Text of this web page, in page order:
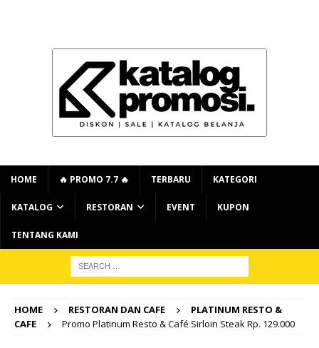
HOME 🔥 PROMO 7.7 🔥 TERBARU KATEGORI
KATALOG RESTORAN EVENT KUPON
TENTANG KAMI
HOME RESTORAN DAN CAFE
PLATINUM RESTO &
CAFE
Promo Platinum Resto & Café Sirloin Steak Rp. 129.000